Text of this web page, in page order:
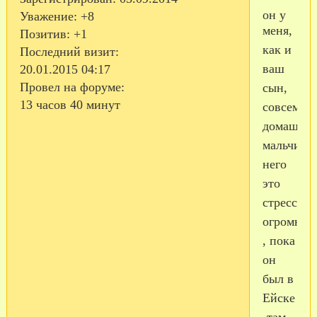
Уважение: +8
Позитив: +1
Последний визит:
20.01.2015 04:17
Провел на форуме:
13 часов 40 минут
он у
меня,
как и
ваш
сын,
совсем
него
это
стресс
, пока
он
был в
Ейске